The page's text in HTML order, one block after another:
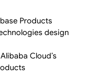
Products
design
Cloud’s